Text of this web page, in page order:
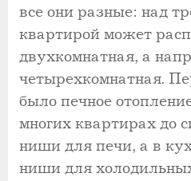
все они разные: над
квартирой может
двухкомнатная, а
четырехкомнатная.
было печное
многих квартирах до
ниши для печи, а в
ниши для